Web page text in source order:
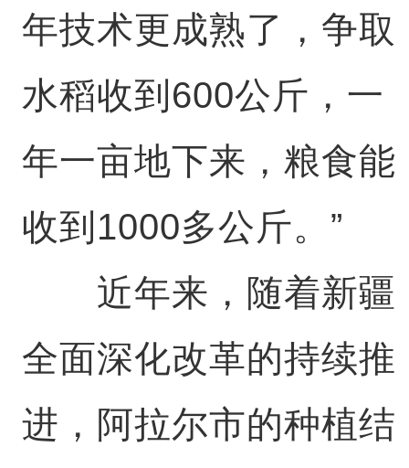
年技术更成熟了，争取
水稻收到600公斤，一
年一亩地下来，粮食能
收到1000多公斤。”
近年来，随着新疆
全面深化改革的持续推
进，阿拉尔市的种植结